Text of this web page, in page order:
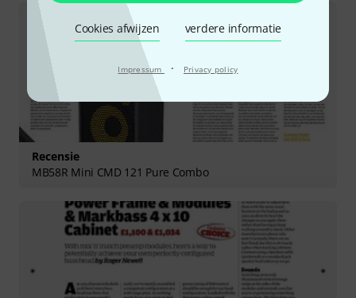
Cookies afwijzen verdere informatie
Impressum · Privacy policy
Recensie
MB58R Mini CMD 121 Pure Combo